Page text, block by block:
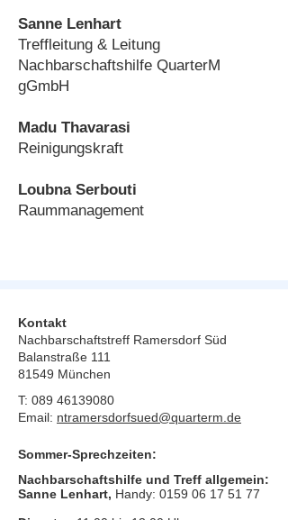
Sanne Lenhart
Treffleitung & Leitung
Nachbarschaftshilfe QuarterM
gGmbH
Madu Thavarasi
Reinigungskraft
Loubna Serbouti
Raummanagement
Kontakt
Nachbarschaftstreff Ramersdorf Süd
Balanstraße 111
81549 München
T: 089 46139080
Email: ntramersdorfsued@quarterm.de
Sommer-Sprechzeiten:
Nachbarschaftshilfe und Treff allgemein:
Sanne Lenhart, Handy: 0159 06 17 51 77